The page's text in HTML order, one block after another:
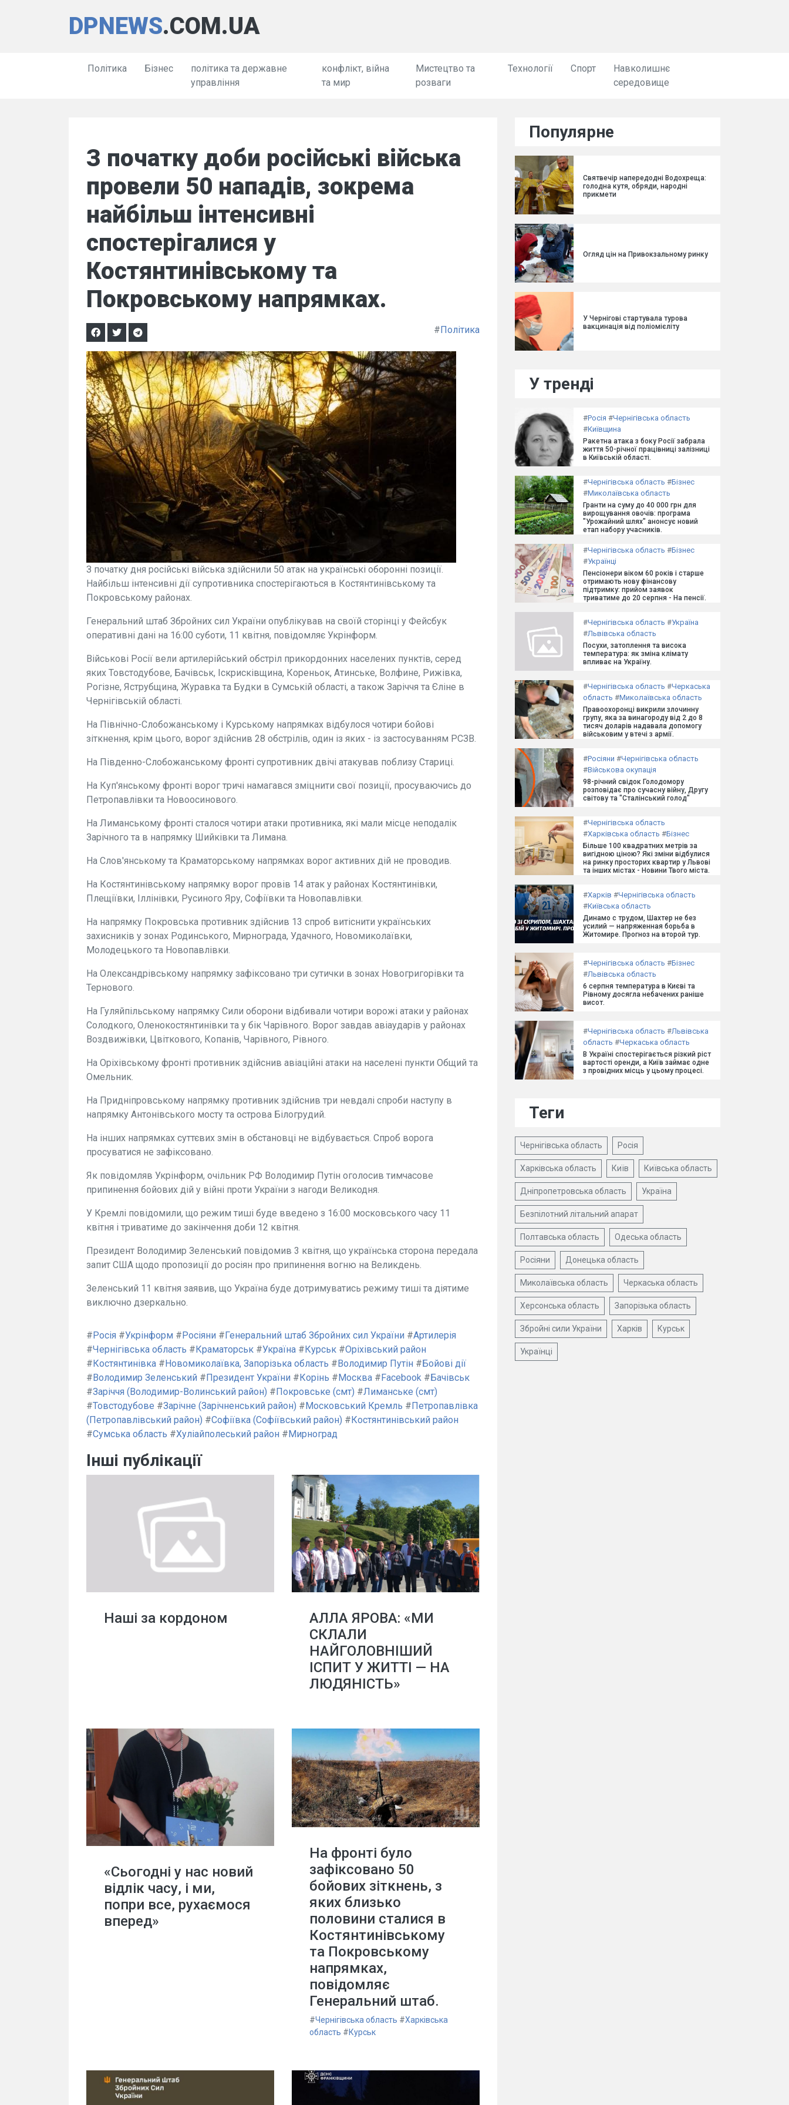
DPNEWS.COM.UA
Політика Бізнес
політика та державне
управління
конфлікт, війна
та мир
Мистецтво та
розваги
Технології Спорт
Навколишнє
середовище
З початку доби російські війська
провели 50 нападів, зокрема
найбільш інтенсивні
спостерігалися у
Костянтинівському та
Покровському напрямках.
#Політика
З початку дня російські війська здійснили 50 атак на українські оборонні позиції.
Найбільш інтенсивні дії супротивника спостерігаються в Костянтинівському та
Покровському районах.
Генеральний штаб Збройних сил України опублікував на своїй сторінці у Фейсбук
оперативні дані на 16:00 суботи, 11 квітня, повідомляє Укрінформ.
Військові Росії вели артилерійський обстріл прикордонних населених пунктів, серед
яких Товстодубове, Бачівськ, Іскрисківщина, Кореньок, Атинське, Волфине, Рижівка,
Рогізне, Яструбщина, Журавка та Будки в Сумській області, а також Заріччя та Єліне в
Чернігівській області.
На Північно-Слобожанському і Курському напрямках відбулося чотири бойові
зіткнення, крім цього, ворог здійснив 28 обстрілів, один із яких - із застосуванням РСЗВ.
На Південно-Слобожанському фронті супротивник двічі атакував поблизу Стариці.
На Куп'янському фронті ворог тричі намагався зміцнити свої позиції, просуваючись до
Петропавлівки та Новоосинового.
На Лиманському фронті сталося чотири атаки противника, які мали місце неподалік
Зарічного та в напрямку Шийківки та Лимана.
На Слов'янському та Краматорському напрямках ворог активних дій не проводив.
На Костянтинівському напрямку ворог провів 14 атак у районах Костянтинівки,
Плещіївки, Іллінівки, Русиного Яру, Софіївки та Новопавлівки.
На напрямку Покровська противник здійснив 13 спроб витіснити українських
захисників у зонах Родинського, Мирнограда, Удачного, Новомиколаївки,
Молодецького та Новопавлівки.
На Олександрівському напрямку зафіксовано три сутички в зонах Новогригорівки та
Тернового.
На Гуляйпільському напрямку Сили оборони відбивали чотири ворожі атаки у районах
Солодкого, Оленокостянтинівки та у бік Чарівного. Ворог завдав авіаударів у районах
Воздвижівки, Цвіткового, Копанів, Чарівного, Рівного.
На Оріхівському фронті противник здійснив авіаційні атаки на населені пункти Общий та
Омельник.
На Придніпровському напрямку противник здійснив три невдалі спроби наступу в
напрямку Антонівського мосту та острова Білогрудий.
На інших напрямках суттєвих змін в обстановці не відбувається. Спроб ворога
просуватися не зафіксовано.
Як повідомляв Укрінформ, очільник РФ Володимир Путін оголосив тимчасове
припинення бойових дій у війні проти України з нагоди Великодня.
У Кремлі повідомили, що режим тиші буде введено з 16:00 московського часу 11
квітня і триватиме до закінчення доби 12 квітня.
Президент Володимир Зеленський повідомив 3 квітня, що українська сторона передала
запит США щодо пропозиції до росіян про припинення вогню на Великдень.
Зеленський 11 квітня заявив, що Україна буде дотримуватись режиму тиші та діятиме
виключно дзеркально.
#Росія #Укрінформ #Росіяни #Генеральний штаб Збройних сил України #Артилерія
#Чернігівська область #Краматорськ #Україна #Курськ #Оріхівський район
#Костянтинівка #Новомиколаївка, Запорізька область #Володимир Путін #Бойові дії
#Володимир Зеленський #Президент України #Корінь #Москва #Facebook #Бачівськ
#Заріччя (Володимир-Волинський район) #Покровське (смт) #Лиманське (смт)
#Товстодубове #Зарічне (Зарічненський район) #Московський Кремль #Петропавлівка
(Петропавлівський район) #Софіївка (Софіївський район) #Костянтинівський район
#Сумська область #Хуліайполеський район #Мирноград
Інші публікації
Наші за кордоном
АЛЛА ЯРОВА: «МИ
СКЛАЛИ
НАЙГОЛОВНІШИЙ
ІСПИТ У ЖИТТІ — НА
ЛЮДЯНІСТЬ»
«Сьогодні у нас новий
відлік часу, і ми,
попри все, рухаємося
вперед»
На фронті було
зафіксовано 50
бойових зіткнень, з
яких близько
половини сталися в
Костянтинівському
та Покровському
напрямках,
повідомляє
Генеральний штаб.
#Чернігівська область #Харківська
область #Курськ
Популярне
Святвечір напередодні Водохреща:
голодна кутя, обряди, народні
прикмети
Огляд цін на Привокзальному ринку
У Чернігові стартувала турова
вакцинація від поліомієліту
У тренді
#Росія #Чернігівська область
#Київщина
Ракетна атака з боку Росії забрала
життя 50-річної працівниці залізниці
в Київській області.
#Чернігівська область #Бізнес
#Миколаївська область
Гранти на суму до 40 000 грн для
вирощування овочів: програма
"Урожайний шлях" анонсує новий
етап набору учасників.
#Чернігівська область #Бізнес
#Українці
Пенсіонери віком 60 років і старше
отримають нову фінансову
підтримку: прийом заявок
триватиме до 20 серпня - На пенсії.
#Чернігівська область #Україна
#Львівська область
Посухи, затоплення та висока
температура: як зміна клімату
впливає на Україну.
#Чернігівська область #Черкаська
область #Миколаївська область
Правоохоронці викрили злочинну
групу, яка за винагороду від 2 до 8
тисяч доларів надавала допомогу
військовим у втечі з армії.
#Росіяни #Чернігівська область
#Військова окупація
98-річний свідок Голодомору
розповідає про сучасну війну, Другу
світову та "Сталінський голод"
#Чернігівська область
#Харківська область #Бізнес
Більше 100 квадратних метрів за
вигідною ціною? Які зміни відбулися
на ринку просторих квартир у Львові
та інших містах - Новини Твого міста.
#Харків #Чернігівська область
#Київська область
Динамо с трудом, Шахтер не без
усилий — напряженная борьба в
Житомире. Прогноз на второй тур.
#Чернігівська область #Бізнес
#Львівська область
6 серпня температура в Києві та
Рівному досягла небачених раніше
висот.
#Чернігівська область #Львівська
область #Черкаська область
В Україні спостерігається різкий ріст
вартості оренди, а Київ займає одне
з провідних місць у цьому процесі.
Теги
Чернігівська область Росія
Харківська область Київ Київська область
Дніпропетровська область Україна
Безпілотний літальний апарат
Полтавська область Одеська область
Росіяни Донецька область
Миколаївська область Черкаська область
Херсонська область Запорізька область
Збройні сили України Харків Курськ
Українці